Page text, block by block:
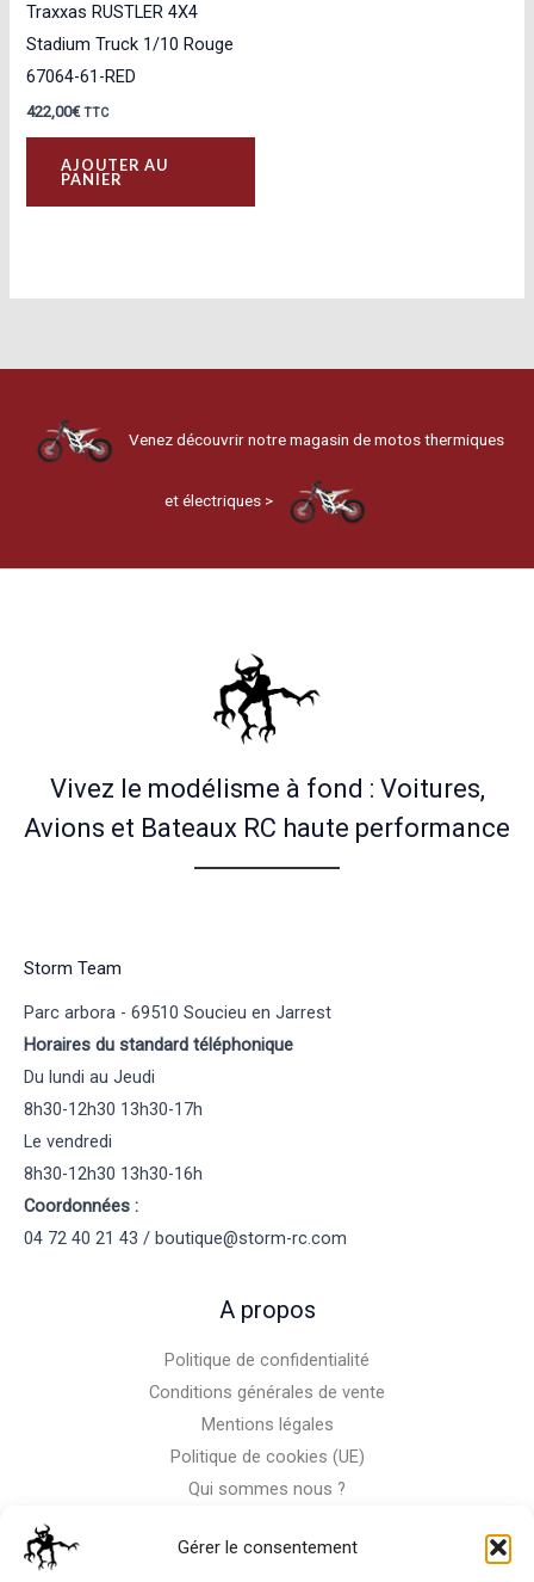
Gérer le consentement
Traxxas RUSTLER 4X4
Stadium Truck 1/10 Rouge
67064-61-RED
422,00€ TTC
AJOUTER AU
PANIER
Venez découvrir notre magasin de motos thermiques
et électriques >
Vivez le modélisme à fond : Voitures,
Avions et Bateaux RC haute performance
Storm Team
Parc arbora - 69510 Soucieu en Jarrest
Horaires du standard téléphonique
Du lundi au Jeudi
8h30-12h30 13h30-17h
Le vendredi
8h30-12h30 13h30-16h
Coordonnées :
04 72 40 21 43 / boutique@storm-rc.com
A propos
Politique de confidentialité
Conditions générales de vente
Mentions légales
Politique de cookies (UE)
Qui sommes nous ?